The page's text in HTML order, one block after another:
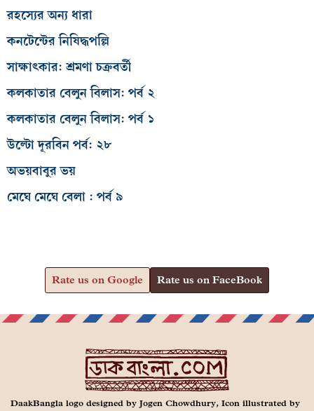
রহস্যের অন্য ধারা
কনটেন্টের নিষিদ্ধপল্লি
সাক্ষাৎকার: শ্রমণা চক্রবর্তী
কলকাতার বেলুন বিলাস: পর্ব ২
কলকাতার বেলুন বিলাস: পর্ব ১
উল্টো দূরবিন পর্ব: ২৮
অভয়বাবুর ভয়
মেঘে মেঘে বেলা : পর্ব ৯
Rate us on Google Rate us on FaceBook
DaakBangla logo designed by Jogen Chowdhury, Icon illustrated by